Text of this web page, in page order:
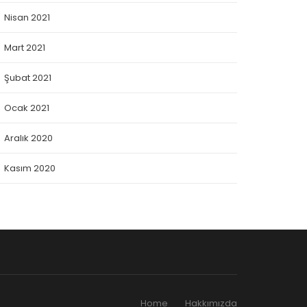
Nisan 2021
Mart 2021
Şubat 2021
Ocak 2021
Aralık 2020
Kasım 2020
Home Hakkımızda